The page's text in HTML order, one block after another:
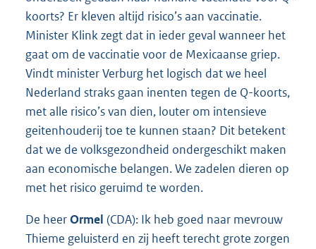
koorts? Er kleven altijd risico’s aan vaccinatie.
Minister Klink zegt dat in ieder geval wanneer het
gaat om de vaccinatie voor de Mexicaanse griep.
Vindt minister Verburg het logisch dat we heel
Nederland straks gaan inenten tegen de Q-koorts,
met alle risico’s van dien, louter om intensieve
geitenhouderij toe te kunnen staan? Dit betekent
dat we de volksgezondheid ondergeschikt maken
aan economische belangen. We zadelen dieren op
met het risico geruimd te worden.
De heerOrmel (CDA): Ik heb goed naar mevrouw
Thieme geluisterd en zij heeft terecht grote zorgen